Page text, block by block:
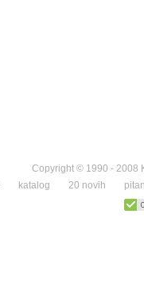
Copyright © 1990 - 2008
katalog 20 novih